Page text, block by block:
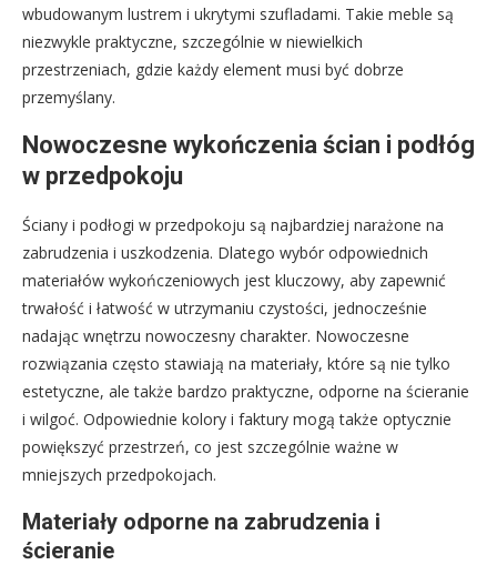
wbudowanym lustrem i ukrytymi szufladami. Takie meble są
niezwykle praktyczne, szczególnie w niewielkich
przestrzeniach, gdzie każdy element musi być dobrze
przemyślany.
Nowoczesne wykończenia ścian i podłóg
w przedpokoju
Ściany i podłogi w przedpokoju są najbardziej narażone na
zabrudzenia i uszkodzenia. Dlatego wybór odpowiednich
materiałów wykończeniowych jest kluczowy, aby zapewnić
trwałość i łatwość w utrzymaniu czystości, jednocześnie
nadając wnętrzu nowoczesny charakter. Nowoczesne
rozwiązania często stawiają na materiały, które są nie tylko
estetyczne, ale także bardzo praktyczne, odporne na ścieranie
i wilgoć. Odpowiednie kolory i faktury mogą także optycznie
powiększyć przestrzeń, co jest szczególnie ważne w
mniejszych przedpokojach.
Materiały odporne na zabrudzenia i
ścieranie